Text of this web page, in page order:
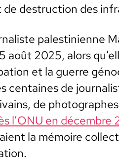
destruc­tion des
pales­tini­enne
août 2025, alors
et la guerre
cen­taines de
de
l’ONU en décem­bre
la mémoire